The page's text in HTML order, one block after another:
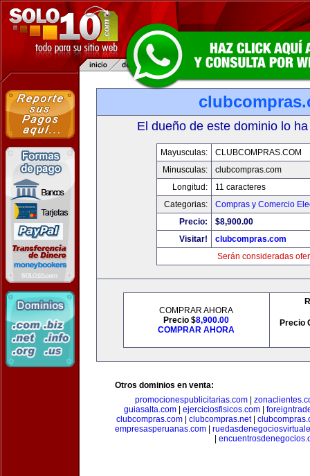
El dueño de este dominio lo
Mayusculas:
CLUBCOMPRAS.COM
Minusculas:
clubcompras.com
Longitud:
11 caracteres
Categorias:
Compras y Comercio
Precio:
$8,900.00
Visitar!
clubcompras.com
Serán consideradas
COMPRAR AHORA
Precio $8,900.00
COMPRAR AHORA
Precio
Otros dominios en venta:
promocionespublicitarias.com|
guiasalta.com
ejerciciosfisicos.com
clubcompras.com| clubcompras.net|
empresasperuanas.com